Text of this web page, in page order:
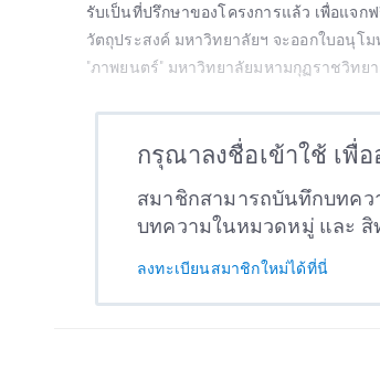
รับเป็นที่ปรึกษาของโครงการแล้ว เพื่อแจ
วัตถุประสงค์ มหาวิทยาลัยฯ จะออกใบอนุโ
"ภาพยนตร์" มหาวิทยาลัยมหามกุฏราชวิทย
กรุณาลงชื่อเข้าใช้ เพื่
สมาชิกสามารถบันทึกบทคว
บทความในหมวดหมู่ และ
ลงทะเบียนสมาชิกใหม่ได้ที่นี่